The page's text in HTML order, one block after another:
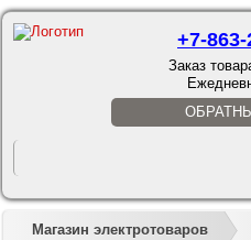
+7-863-
Заказ
Магазин электротоваров